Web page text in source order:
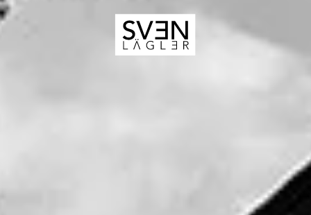
Zum Hauptinhalt springen